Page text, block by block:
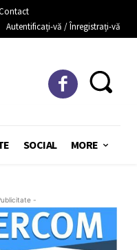
Autentificați-vă / Înregistrați-vă
SOCIAL MORE
-